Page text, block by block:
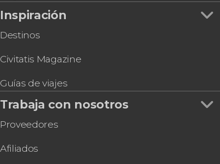
Inspiración
Destinos
Civitatis Magazine
Guías de viajes
Trabaja con nosotros
Proveedores
Afiliados